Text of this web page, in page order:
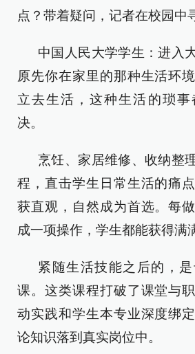
点？带着疑问，记者在校园中
中国人民大学学生：进入
原先你在家里的那种生活环
立去生活，这种生活的琐
决。
烹饪、家居维修、收纳整
程，直击学生日常生活的痛
获直观，自然成为首选。每
成一项操作，学生都能获得满
紧随生活技能之后的，
课。这类课程打破了课堂与
动实践和学生本专业深度绑
论知识落到真实岗位中。